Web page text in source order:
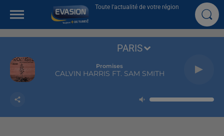
Toute l'actualité de votre région
Promises
CALVIN HARRIS FT. SAM SMITH
PARIS